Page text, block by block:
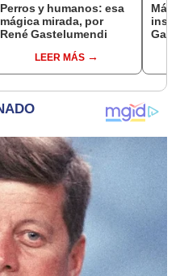
Perros y humanos: esa
mágica mirada, por
René Gastelumendi
LEER MÁS
Más